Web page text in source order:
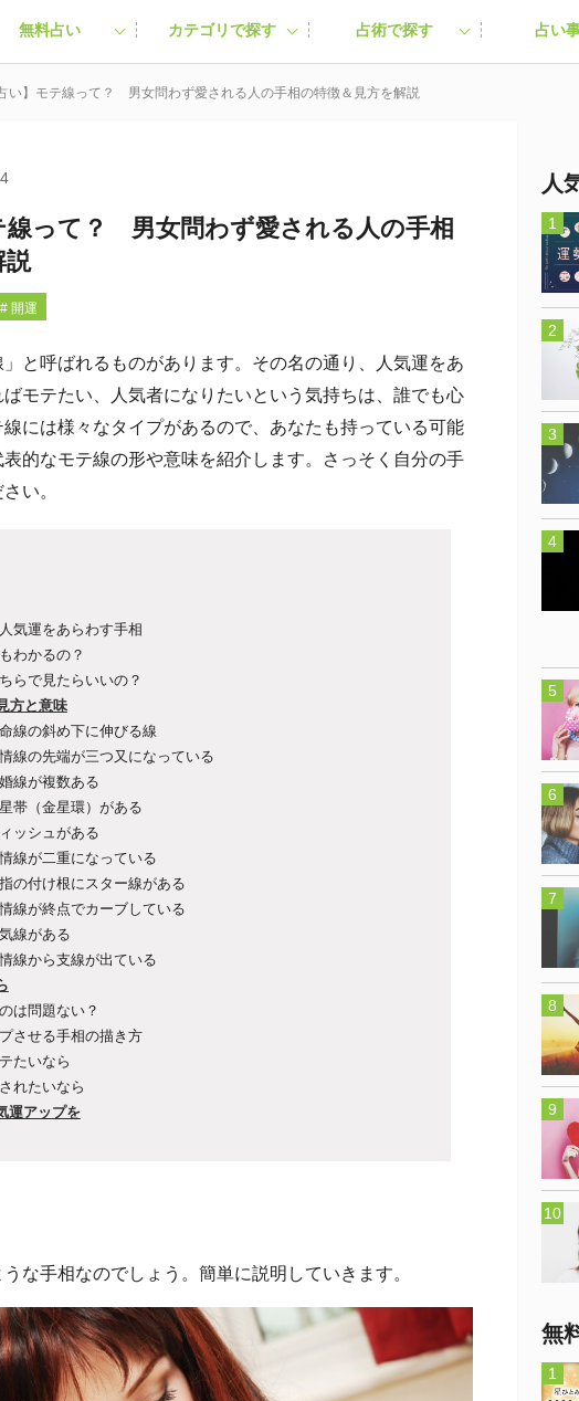
無料占い カテゴリで探す 占術で探す 占い
線って？ 男女問わず愛される人の手相
説
# 開運
と呼ばれるものがあります。その名の通り、人気運をあ
モテたい、人気者になりたいという気持ちは、誰でも心
には様々なタイプがあるので、あなたも持っている可能
的なモテ線の形や意味を紹介します。さっそく自分の手
い。
気運をあらわす手相
わかるの？
らで見たらいいの？
方と意味
の斜め下に伸びる線
の先端が三つ又になっている
が複数ある
（金星環）がある
シュがある
が二重になっている
付け根にスター線がある
が終点でカーブしている
がある
から支線が出ている
は問題ない？
させる手相の描き方
たいなら
れたいなら
運アップを
な手相なのでしょう。簡単に説明していきます。
人
無
占い】モテ線って？ 男女問わず愛される人の手相の特徴＆見方を解説